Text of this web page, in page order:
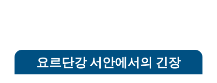
요르단강 서안에서의 긴장